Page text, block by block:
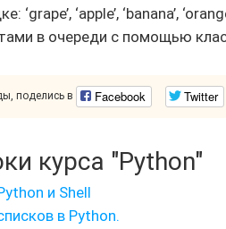
‘apple’, ‘banana’,
в очереди с помощью
поделись в Facebook Twitter
курса "Python"
и Shell
в Python.